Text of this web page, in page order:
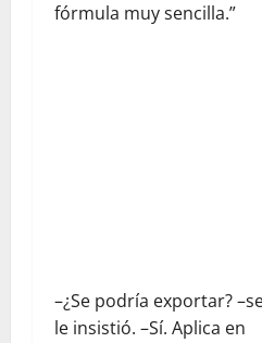
fórmula muy sencilla.”
–¿Se podría exportar?
le insistió. –Sí. Aplica en